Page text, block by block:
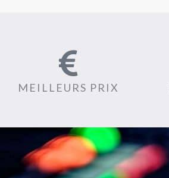
MEILLEURS PRIX